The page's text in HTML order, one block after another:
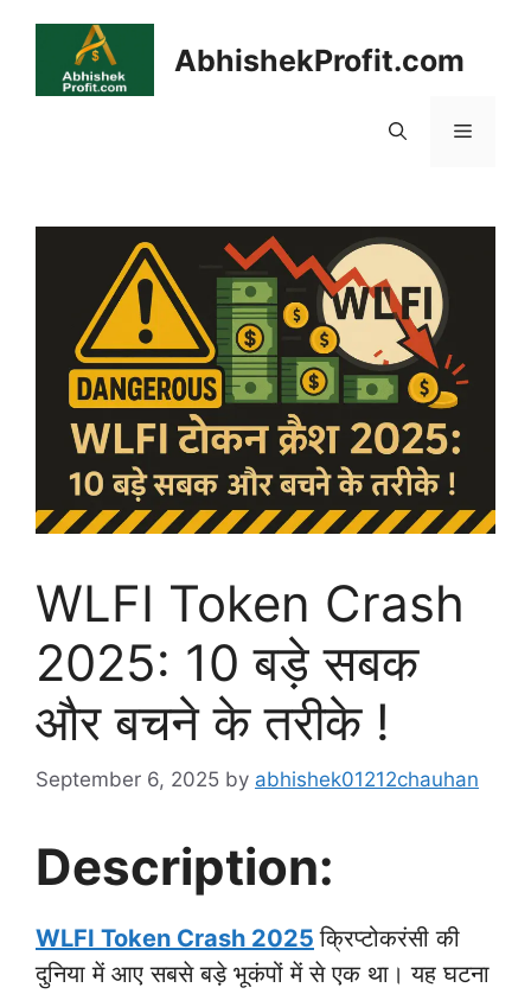
content
AbhishekProfit.com
Menu
WLFI Token Crash
2025: 10 बड़े सबक
और बचने के तरीके !
September 6, 2025 by abhishek01212chauhan
Description:
WLFI Token Crash 2025 क्रिप्टोकरंसी की
दुनिया में आए सबसे बड़े भूकंपों में से एक था। यह घटना